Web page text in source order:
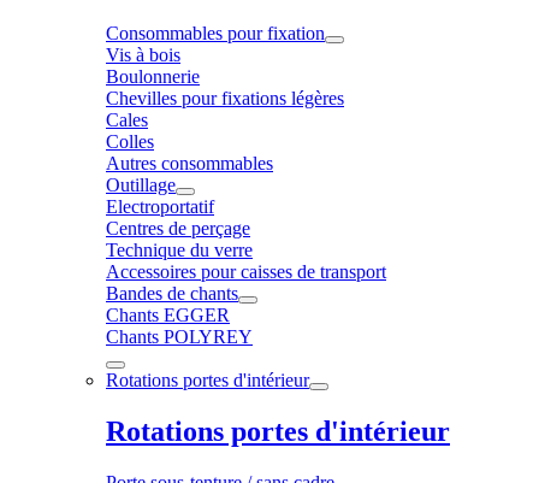
Consommables pour fixation
Vis à bois
Boulonnerie
Chevilles pour fixations légères
Cales
Colles
Autres consommables
Outillage
Electroportatif
Centres de perçage
Technique du verre
Accessoires pour caisses de transport
Bandes de chants
Chants EGGER
Chants POLYREY
Rotations portes d'intérieur
Rotations portes d'intérieur